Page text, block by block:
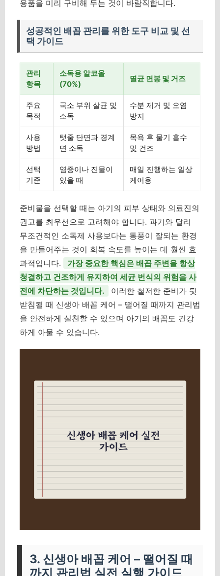
용품을 미리 구비해 두는 것이 바람직합니다.
성공적인 배꼽 관리를 위한 도구 비교 및 선
택 가이드
관리
항목
소독용 알코올
(70%)
멸균 면봉 및 거즈
주요
목적
국소 부위 살균 및
소독
수분 제거 및 오염
방지
사용
방법
탯줄 단면과 경계
면 소독
목욕 후 물기 흡수
및 건조
선택
기준
염증이나 진물이
있을 때
매일 진행하는 일상
케어용
준비물을 선택할 때는 아기의 피부 상태와 의료진의
권고를 최우선으로 고려해야 합니다. 과거와 달리
무조건적인 소독제 사용보다는 통풍이 잘되는 환경
을 만들어주는 것이 회복 속도를 높이는 데 훨씬 효
과적입니다.
가장 중요한 핵심은 배꼽 주변을 항상
청결하고 건조하게 유지하여 세균 번식의 위험을 사
전에 차단하는 것입니다.
이러한 철저한 준비가 뒷
받침될 때 신생아 배꼽 케어 – 떨어질 때까지 관리법
을 안전하게 실천할 수 있으며 아기의 배꼽도 건강
하게 아물 수 있습니다.
3. 신생아 배꼽 케어 – 떨어질 때
까지 관리법 실전 실행 가이드